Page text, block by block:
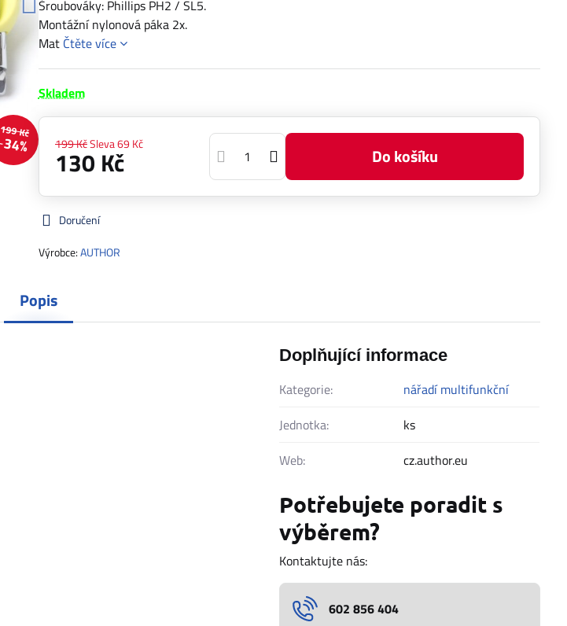
199 Kč
34%
Šroubováky: Phillips PH2 / SL5.
Montážní nylonová páka 2x.
Mat Čtěte více
Skladem
199 KčSleva69 Kč
130 Kč Do košíku
Doručení
Výrobce:AUTHOR
Popis
Doplňující informace
Kategorie:
nářadí multifunkční
Jednotka:
ks
Web:
cz.author.eu
Potřebujete poradit s
výběrem?
Kontaktujte nás:
602 856 404